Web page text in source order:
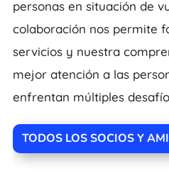
personas en situación de
colaboración nos permite
servicios y nuestra
mejor atención a las
enfrentan múltiples
TODOS LOS SOCIOS Y